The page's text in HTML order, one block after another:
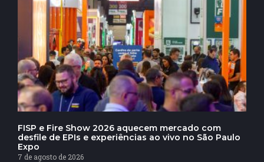
FISP e Fire Show 2026 aquecem mercado com
desfile de EPIs e experiências ao vivo no São Paulo
Expo
7 de agosto de 2026